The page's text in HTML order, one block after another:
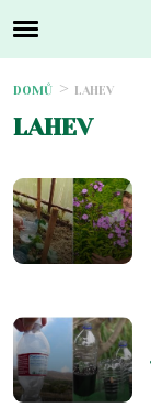
DOMŮ LAHEV
LAHEV